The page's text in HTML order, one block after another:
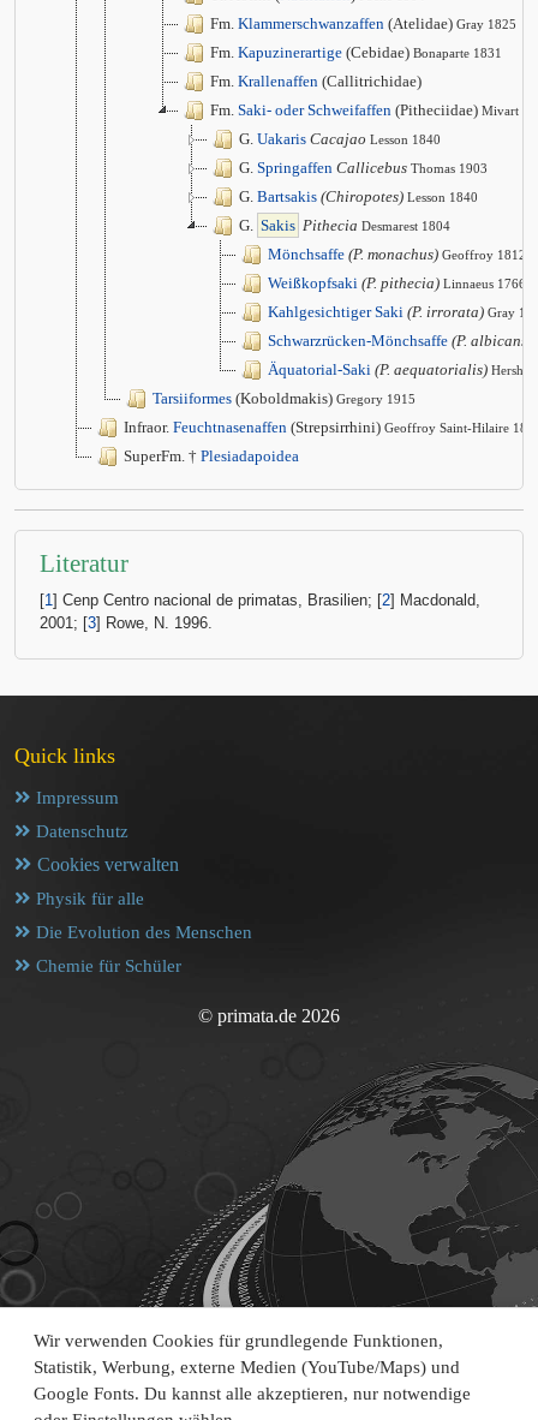
Wir verwenden Cookies für grundlegende Funktionen,
Statistik, Werbung, externe Medien (YouTube/Maps) und
Google Fonts. Du kannst alle akzeptieren, nur notwendige
Fm. Klammerschwanzaffen (Atelidae) Gray 1825
Fm. Kapuzinerartige (Cebidae) Bonaparte 1831
Fm. Krallenaffen (Callitrichidae)
Fm. Saki- oder Schweifaffen (Pitheciidae) Mivart
G. Uakaris Cacajao Lesson 1840
G. Springaffen Callicebus Thomas 1903
G. Bartsakis (Chiropotes) Lesson 1840
G. Sakis Pithecia Desmarest 1804
Mönchsaffe (P. monachus) Geoffroy 1812
Weißkopfsaki (P. pithecia) Linnaeus 1766
Kahlgesichtiger Saki (P. irrorata) Gray
Schwarzrücken-Mönchsaffe (P. albicans)
Äquatorial-Saki (P. aequatorialis)
Tarsiiformes (Koboldmakis) Gregory 1915
Infraor. Feuchtnasenaffen (Strepsirrhini) Geoffroy Saint-Hilaire
SuperFm. † Plesiadapoidea
Literatur
[1] Cenp Centro nacional de primatas, Brasilien; [2] Macdonald,
2001; [3] Rowe, N. 1996.
Quick links
Impressum
Datenschutz
Cookies verwalten
Physik für alle
Die Evolution des Menschen
Chemie für Schüler
© primata.de 2026